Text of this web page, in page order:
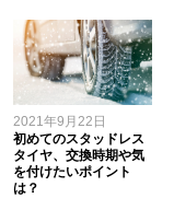
2021年9月22日
初めてのスタッドレス
タイヤ、交換時期や気
を付けたいポイント
は？